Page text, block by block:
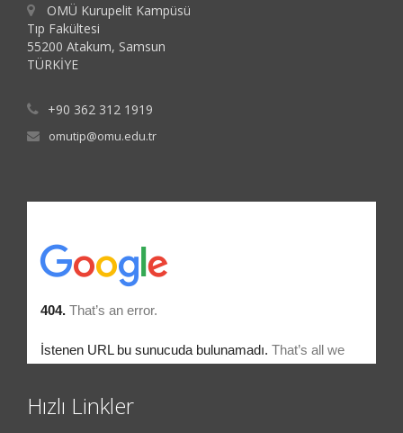
OMÜ Kurupelit Kampüsü
Tıp Fakültesi
55200 Atakum, Samsun
TÜRKİYE
+90 362 312 1919
omutip@omu.edu.tr
Hızlı Linkler